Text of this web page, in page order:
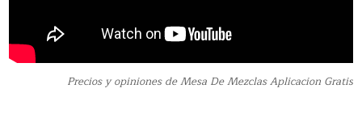
Precios y opiniones de Mesa De Mezclas Aplicacion Gratis